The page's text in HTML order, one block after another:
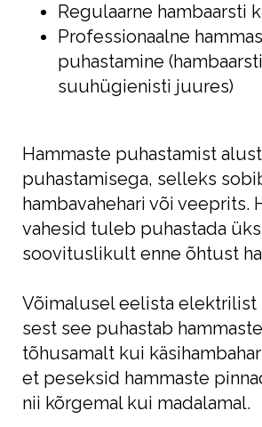
Regulaarne hambaarsti
Professionaalne
puhastamine
suuhügienisti juures)
Hammaste puhastamist
puhastamisega, selleks
hambavahehari või veeprits.
vahesid tuleb puhastada
soovituslikult enne õhtust
Võimalusel eelista elektrilist
sest see puhastab
tõhusamalt kui
et peseksid hammaste
nii kõrgemal kui madalamal.